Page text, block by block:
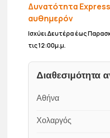
Δυνατότητα
αυθημερόν
Ισχύει Δευτέρα έως
τις 12:00μ.μ.
Διαθεσιμότητα
Αθήνα
Χολαργός